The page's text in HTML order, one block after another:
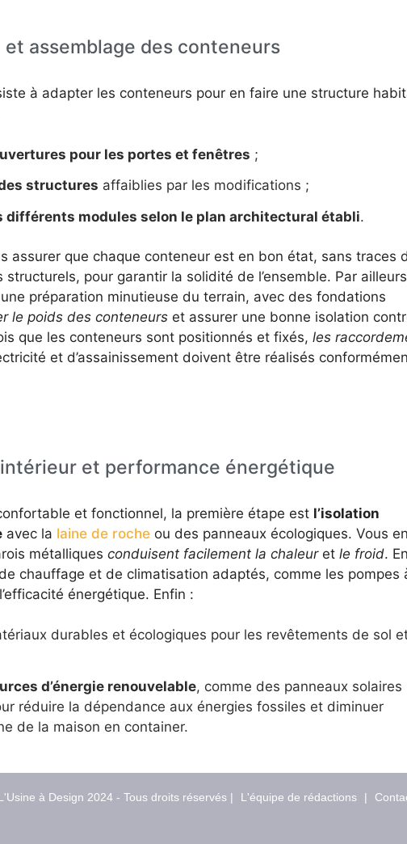
assemblage des conteneurs
à adapter les conteneurs pour en faire une structure
pour les portes et fenêtres ;
structures affaiblies par les modifications ;
différents modules selon le plan architectural établi.
assurer que chaque conteneur est en bon état, sans traces
pour garantir la solidité de l’ensemble. Par
une préparation minutieuse du terrain, avec des fondations
le poids des conteneurset assurer une bonne isolation
que les conteneurs sont positionnés et fixés, les
et d’assainissement doivent être réalisés
et performance énergétique
et fonctionnel, la première étape est l’isolation
avec la laine de rocheou des panneaux écologiques. Vous en
métalliques conduisent facilement la chaleur etle froid.
chauffage et de climatisation adaptés, comme les pompes
énergétique. Enfin :
durables et écologiques pour les revêtements de sol
d’énergie renouvelable, comme des panneaux solaires
réduire la dépendance aux énergies fossiles et diminuer
de la maison en container.
à Design 2024 - Tous droits réservés | L'équipe de rédactions |